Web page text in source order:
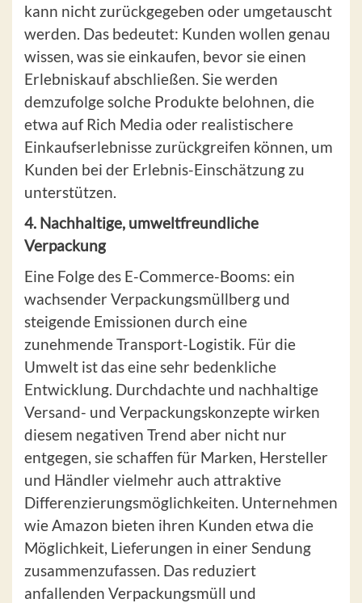
kann nicht zurückgegeben oder umgetauscht
werden. Das bedeutet: Kunden wollen genau
wissen, was sie einkaufen, bevor sie einen
Erlebniskauf abschließen. Sie werden
demzufolge solche Produkte belohnen, die
etwa auf Rich Media oder realistischere
Einkaufserlebnisse zurückgreifen können, um
Kunden bei der Erlebnis-Einschätzung zu
unterstützen.
4. Nachhaltige, umweltfreundliche
Verpackung
Eine Folge des E-Commerce-Booms: ein
wachsender Verpackungsmüllberg und
steigende Emissionen durch eine
zunehmende Transport-Logistik. Für die
Umwelt ist das eine sehr bedenkliche
Entwicklung. Durchdachte und nachhaltige
Versand- und Verpackungskonzepte wirken
diesem negativen Trend aber nicht nur
entgegen, sie schaffen für Marken, Hersteller
und Händler vielmehr auch attraktive
Differenzierungsmöglichkeiten. Unternehmen
wie Amazon bieten ihren Kunden etwa die
Möglichkeit, Lieferungen in einer Sendung
zusammenzufassen. Das reduziert
anfallenden Verpackungsmüll und